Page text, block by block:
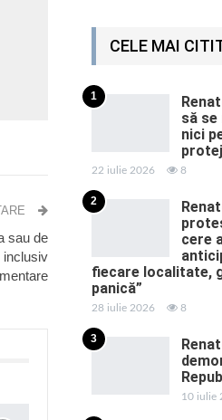
sau de
inclusiv
CELE MAI
1
să se
nici
22 iulie 2026 8
2
cere
fiecare localitate,
panică”
28 iulie 2026 8
3
10 iulie